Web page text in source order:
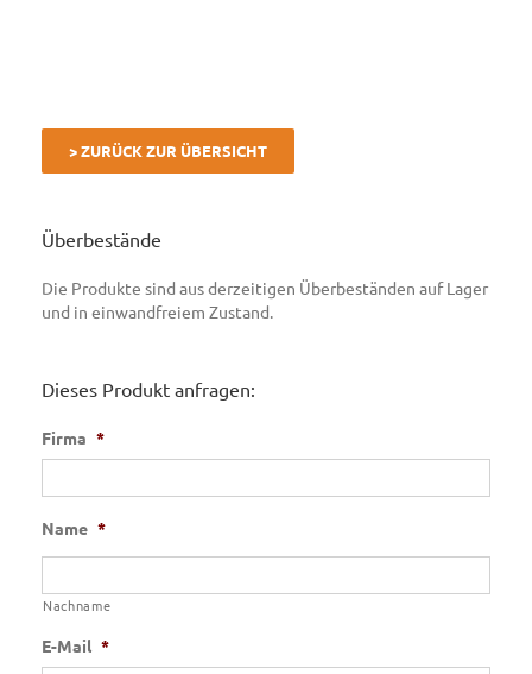
> ZURÜCK ZUR ÜBERSICHT
Überbestände
Die Produkte sind aus derzeitigen Überbeständen auf Lager
und in einwandfreiem Zustand.
Dieses Produkt anfragen:
Firma *
Name *
Nachname
E-Mail *